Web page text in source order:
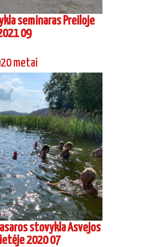
seminaras Preiloje
09
metai
stovykla Asvejos
2020 07